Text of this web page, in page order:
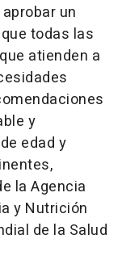
un
todas las
atienden a
y
edad y
la Agencia
y Nutrición
de la Salud